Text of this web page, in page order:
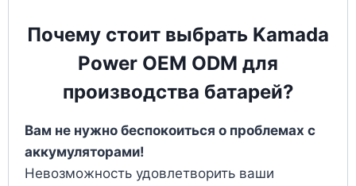
Почему стоит выбрать Kamada
Power OEM ODM для
производства батарей?
Вам не нужно беспокоиться о проблемах с
аккумуляторами!
Невозможность удовлетворить ваши